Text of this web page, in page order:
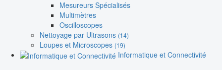
Mesureurs Spécialisés
Multimètres
Oscilloscopes
Nettoyage par Ultrasons (14)
Loupes et Microscopes (19)
Informatique et Connectivité